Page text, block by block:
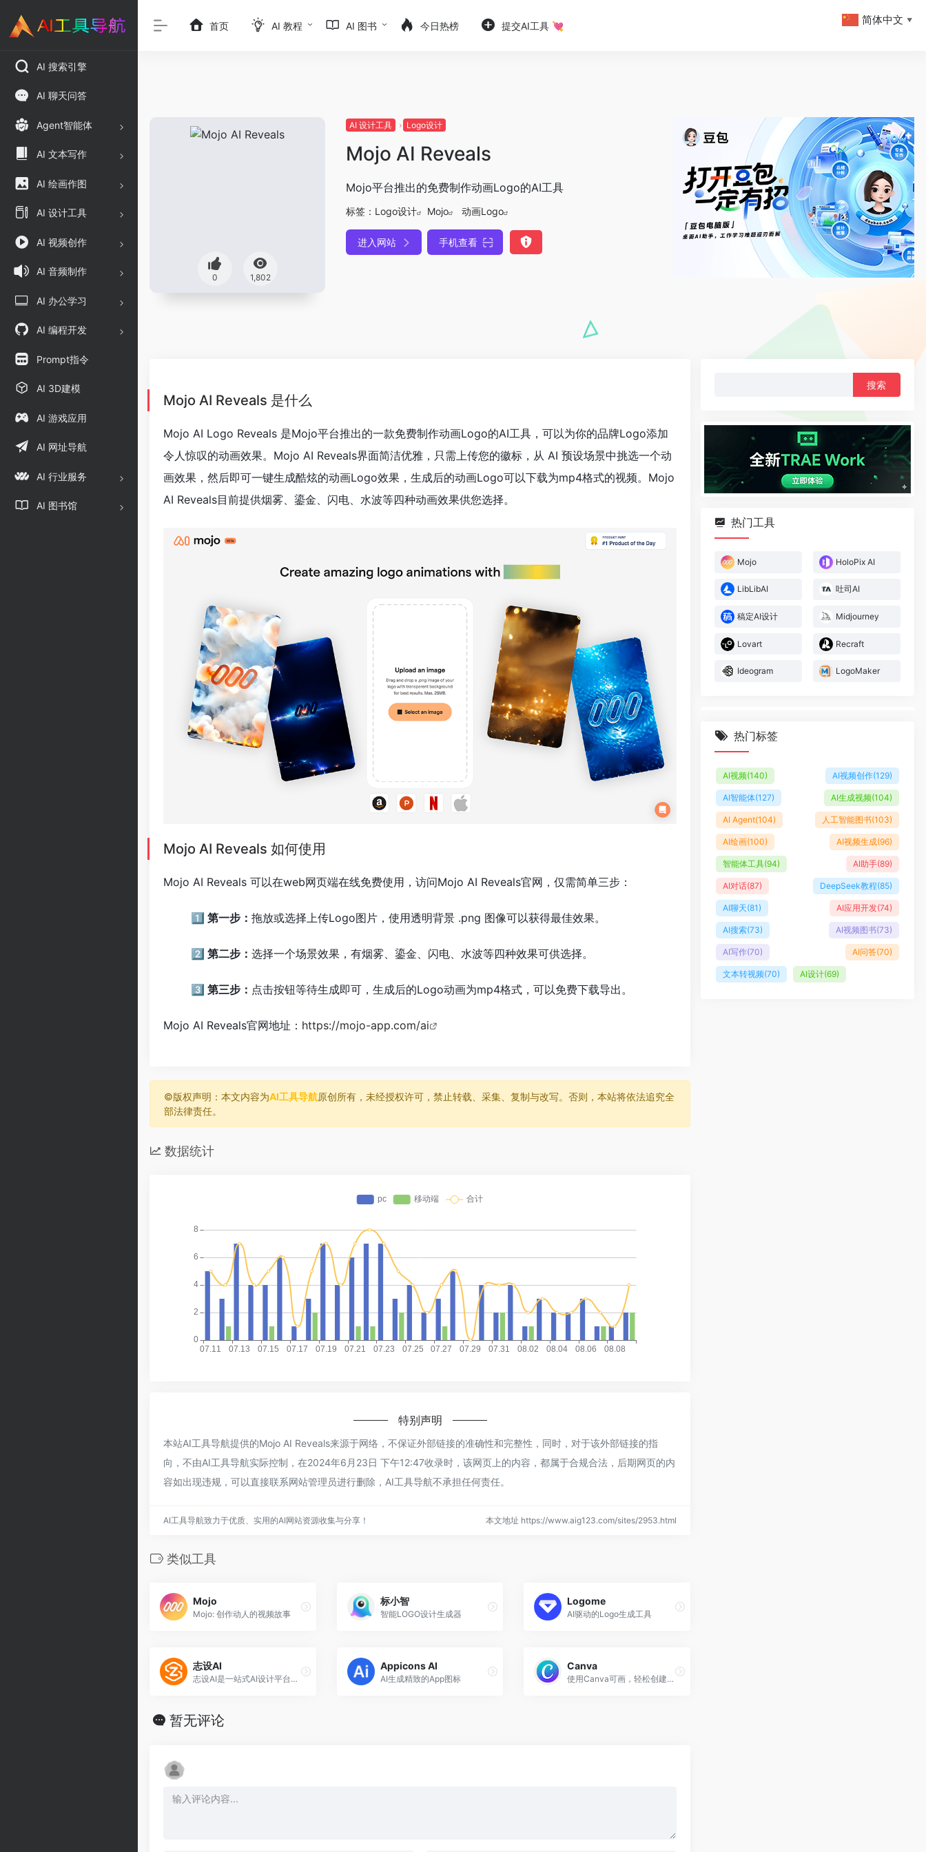
AI 搜索引擎
AI 聊天问答
Agent智能体
AI 文本写作
AI 绘画作图
AI 设计工具
AI 视频创作
AI 音频制作
AI 办公学习
AI 编程开发
Prompt指令
AI 3D建模
AI 游戏应用
AI 网址导航
AI 行业服务
AI 图书馆
首页 AI 教程 AI 图书 今日热榜 提交AI工具 💘
0 1,802
AI 设计工具 Logo设计
Mojo AI Reveals
Mojo平台推出的免费制作动画Logo的AI工具
标签： Logo设计 Mojo 动画Logo
进入网站 手机查看
Mojo AI Reveals 是什么
Mojo AI Logo Reveals 是Mojo平台推出的一款免费制作动画Logo的AI工具，可以为你的品牌Logo添加
令人惊叹的动画效果。Mojo AI Reveals界面简洁优雅，只需上传您的徽标，从 AI 预设场景中挑选一个动
画效果，然后即可一键生成酷炫的动画Logo效果，生成后的动画Logo可以下载为mp4格式的视频。Mojo
AI Reveals目前提供烟雾、鎏金、闪电、水波等四种动画效果供您选择。
Mojo AI Reveals 如何使用
Mojo AI Reveals 可以在web网页端在线免费使用，访问Mojo AI Reveals官网，仅需简单三步：
1️⃣ 第一步： 拖放或选择上传Logo图片，使用透明背景 .png 图像可以获得最佳效果。
2️⃣ 第二步： 选择一个场景效果，有烟雾、鎏金、闪电、水波等四种效果可供选择。
3️⃣ 第三步： 点击按钮等待生成即可，生成后的Logo动画为mp4格式，可以免费下载导出。
Mojo AI Reveals官网地址： https://mojo-app.com/ai
©️版权声明：本文内容为AI工具导航原创所有，未经授权许可，禁止转载、采集、复制与改写。否则，本站将依法追究全
部法律责任。
数据统计
特别声明
本站AI工具导航提供的Mojo AI Reveals来源于网络，不保证外部链接的准确性和完整性，同时，对于该外部链接的指
向，不由AI工具导航实际控制，在2024年6月23日 下午12:47收录时，该网页上的内容，都属于合规合法，后期网页的内
容如出现违规，可以直接联系网站管理员进行删除，AI工具导航不承担任何责任。
AI工具导航致力于优质、实用的AI网站资源收集与分享！ 本文地址 https://www.aig123.com/sites/2953.html
类似工具
Mojo
Mojo: 创作动人的视频故事
标小智
智能LOGO设计生成器
Logome
AI驱动的Logo生成工具
志设AI
志设AI是一站式AI设计平台，集“AI生图 + 在线设计 + 素材交易 + 收益分成”于一体。
Appicons AI
AI生成精致的App图标
Canva
使用Canva可画，轻松创建专业设计
暂无评论
热门工具
Mojo HoloPix AI
LibLibAI 吐司AI
稿定AI设计 Midjourney
Lovart Recraft
Ideogram LogoMaker
热门标签
AI视频(140) AI视频创作(129)
AI智能体(127) AI生成视频(104)
AI Agent(104) 人工智能图书(103)
AI绘画(100) AI视频生成(96)
智能体工具(94) AI助手(89)
AI对话(87) DeepSeek教程(85)
AI聊天(81) AI应用开发(74)
AI搜索(73) AI视频图书(73)
AI写作(70) AI问答(70)
文本转视频(70) AI设计(69)
简体中文 ▼